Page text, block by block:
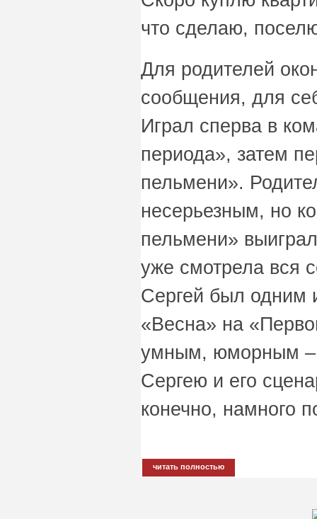
что сделаю,
Для родителей
сообщения, для
Играл сперва в
периода», затем
пельмени».
несерьезным, но
пельмени»
уже смотрела вся
Сергей был одним
«Весна» на
умным, юморным –
Сергею и его
конечно, намного
читать полностью